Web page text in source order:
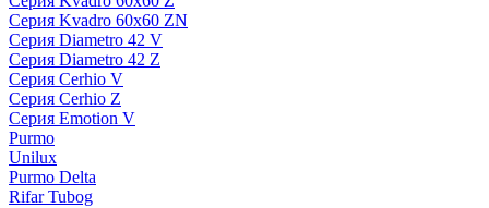
Серия Kvadro 60х60 ZN
Серия Diametro 42 V
Серия Diametro 42 Z
Серия Cerhio V
Серия Cerhio Z
Серия Emotion V
Purmo
Unilux
Purmo Delta
Rifar Tubog